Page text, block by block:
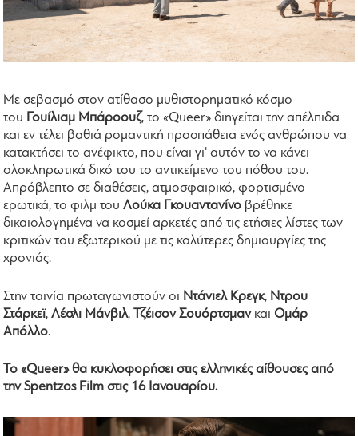
Με σεβασμό στον ατίθασο μυθιστορηματικό κόσμο
του
Γουίλιαμ Μπάροουζ, το «Queer» διηγείται την απέλπιδα
και εν τέλει βαθιά ρομαντική προσπάθεια ενός ανθρώπου να
κατακτήσει το ανέφικτο, που είναι γι' αυτόν το να κάνει
ολοκληρωτικά δικό του το αντικείμενο του πόθου του.
Απρόβλεπτο σε διαθέσεις, ατμοσφαιρικό, φορτισμένο
ερωτικά, το φιλμ τουΛούκα Γκουαντανίνο βρέθηκε
δικαιολογημένα να κοσμεί αρκετές από τις ετήσιες λίστες των
κριτικών του εξωτερικού με τις καλύτερες δημιουργίες της
χρονιάς.
Στην ταινία πρωταγωνιστούν οι Ντάνιελ Κρεγκ, Ντρου
Στάρκεϊ,Λέσλι Μάνβιλ, Τζέισον Σουόρτσμαν και Ομάρ
Απόλλο.
Το «Queer» θα κυκλοφορήσει στις ελληνικές αίθουσες από
την Spentzos Film στις 16 Ιανουαρίου.